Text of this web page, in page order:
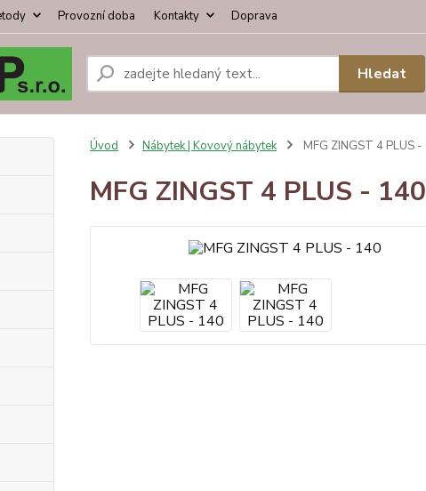
Provozní doba Kontakty Doprava
Hledat
Úvod Nábytek | Kovový nábytek MFG ZINGST 4 PLUS
MFG ZINGST 4 PLUS - 140